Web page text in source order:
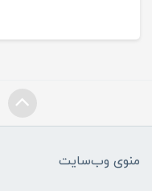
منوی وب‌سایت